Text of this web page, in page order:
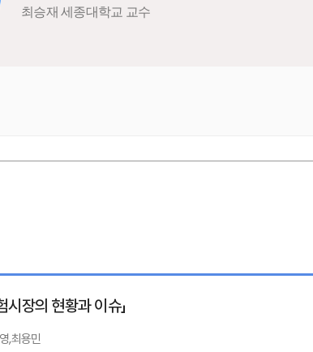
최승재 세종대학교 교수
시장의 현황과 이슈」
,최용민